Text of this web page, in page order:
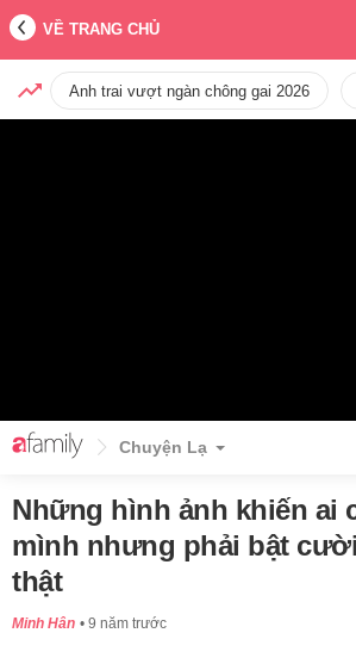
VỀ TRANG CHỦ
Anh trai vượt ngàn chông gai 2026
Chuyện Lạ
Những hình ảnh khiến ai
mình nhưng phải bật
thật
Minh Hân 9 năm trước